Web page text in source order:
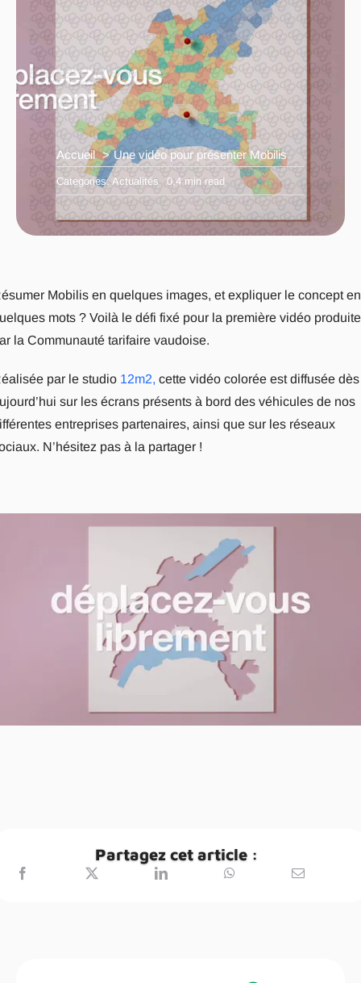
Accueil Une vidéo pour présenter Mobilis
Categories: Actualités 0,4 min read
Mobilis en quelques images, et expliquer le concept en
mots ? Voilà le défi fixé pour la première vidéo produite
la Communauté tarifaire vaudoise.
par le studio 12m2, cette vidéo colorée est diffusée dès
sur les écrans présents à bord des véhicules de nos
entreprises partenaires, ainsi que sur les réseaux
N’hésitez pas à la partager !
Partagez cet article :